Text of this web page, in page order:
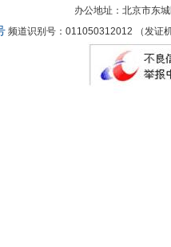
办公地址：北京市东
频道识别号：011050312012 （发证